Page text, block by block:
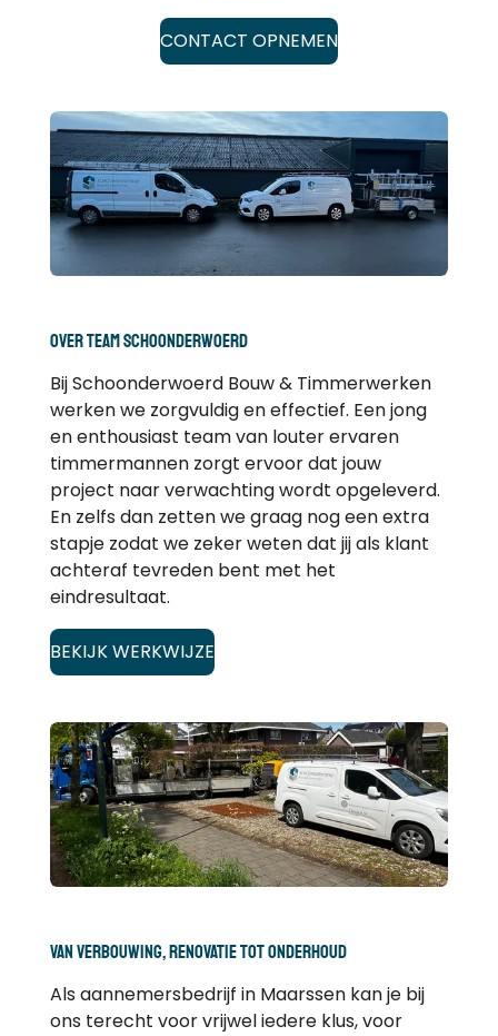
CONTACT OPNEMEN
over team schoonderwoerd
Bij Schoonderwoerd Bouw & Timmerwerken
werken we zorgvuldig en effectief. Een jong
en enthousiast team van louter ervaren
timmermannen zorgt ervoor dat jouw
project naar verwachting wordt opgeleverd.
En zelfs dan zetten we graag nog een extra
stapje zodat we zeker weten dat jij als klant
achteraf tevreden bent met het
eindresultaat.
BEKIJK WERKWIJZE
VAN VERBOUWING, RENOVATIE TOT ONDERHOUD
Als aannemersbedrijf in Maarssen kan je bij
ons terecht voor vrijwel iedere klus, voor